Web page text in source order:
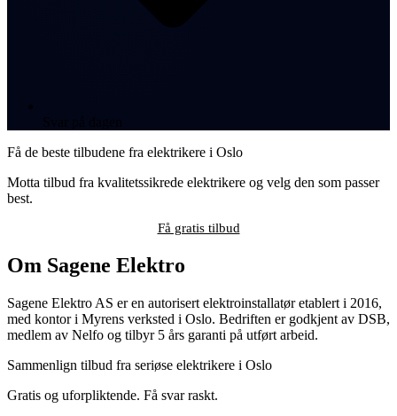
Få de beste tilbudene fra elektrikere i Oslo
Motta tilbud fra kvalitetssikrede elektrikere og velg den som passer
best.
Få gratis tilbud
Om Sagene Elektro
Sagene Elektro AS er en autorisert elektroinstallatør etablert i 2016,
med kontor i Myrens verksted i Oslo. Bedriften er godkjent av DSB,
medlem av Nelfo og tilbyr 5 års garanti på utført arbeid.
Sammenlign tilbud fra seriøse elektrikere i Oslo
Gratis og uforpliktende. Få svar raskt.